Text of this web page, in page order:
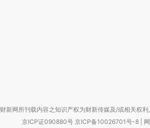
财新网所刊载内容之知识产权为财新传媒及/或相关权
京ICP证090880号 京ICP备10026701号-8